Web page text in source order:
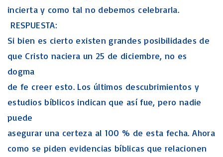
incierta y como tal no debemos celebrarla.
RESPUESTA:
Si bien es cierto existen grandes posibilidades de
que Cristo naciera un 25 de diciembre, no es
dogma
de fe creer esto. Los últimos descubrimientos y
estudios bíblicos indican que así fue, pero nadie
puede
asegurar una certeza al 100 % de esta fecha. Ahora
como se piden evidencias bíblicas que relacionen